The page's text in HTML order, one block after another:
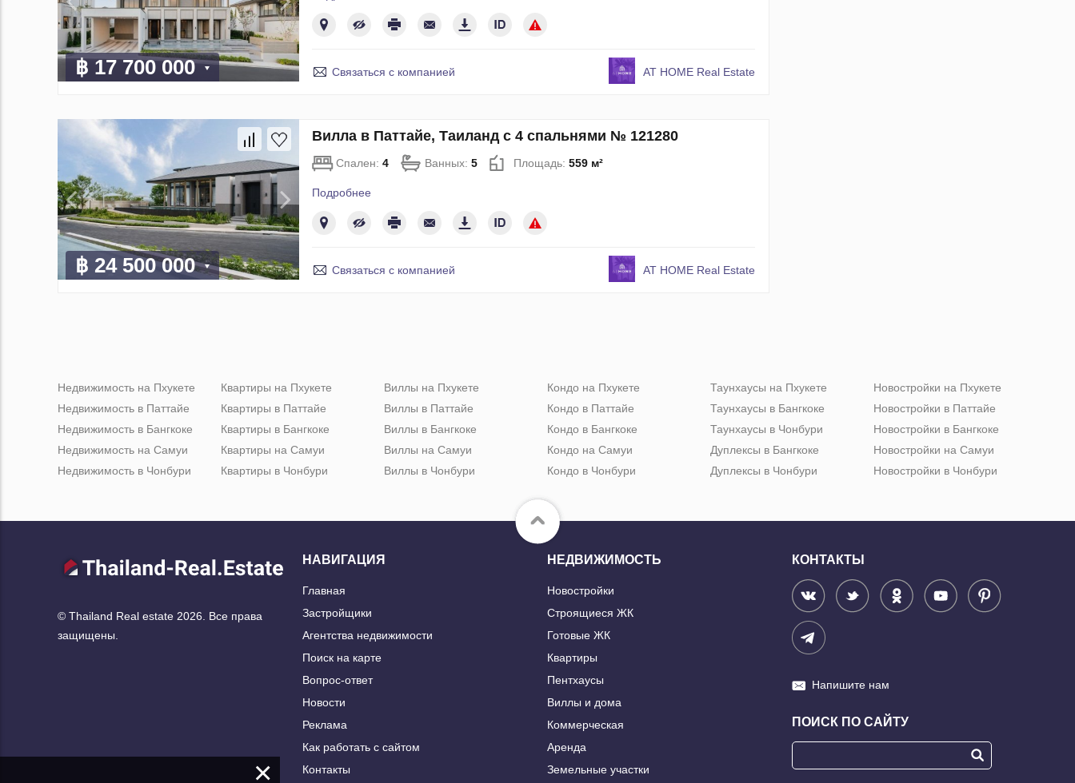
฿ 17 700 000 Связаться с компанией AT HOME Real Estate
฿ 24 500 000
Вилла в Паттайе, Таиланд с 4 спальнями № 121280
Спален: 4 Ванных: 5 Площадь: 559 м²
Подробнее
Связаться с компанией AT HOME Real Estate
Недвижимость на Пхукете
Недвижимость в Паттайе
Недвижимость в Бангкоке
Недвижимость на Самуи
Недвижимость в Чонбури
Квартиры на Пхукете
Квартиры в Паттайе
Квартиры в Бангкоке
Квартиры на Самуи
Квартиры в Чонбури
Виллы на Пхукете
Виллы в Паттайе
Виллы в Бангкоке
Виллы на Самуи
Виллы в Чонбури
Кондо на Пхукете
Кондо в Паттайе
Кондо в Бангкоке
Кондо на Самуи
Кондо в Чонбури
Таунхаусы на Пхукете
Таунхаусы в Бангкоке
Таунхаусы в Чонбури
Дуплексы в Бангкоке
Дуплексы в Чонбури
Новостройки на Пхукете
Новостройки в Паттайе
Новостройки в Бангкоке
Новостройки на Самуи
Новостройки в Чонбури
© Thailand Real estate 2026. Все права
защищены.
НАВИГАЦИЯ
Главная
Застройщики
Агентства недвижимости
Поиск на карте
Вопрос-ответ
Новости
Реклама
Как работать с сайтом
Контакты
НЕДВИЖИМОСТЬ
Новостройки
Строящиеся ЖК
Готовые ЖК
Квартиры
Пентхаусы
Виллы и дома
Коммерческая
Аренда
Земельные участки
КОНТАКТЫ
Напишите нам
ПОИСК ПО САЙТУ
×